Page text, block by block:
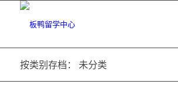
按类别存档： 未分类